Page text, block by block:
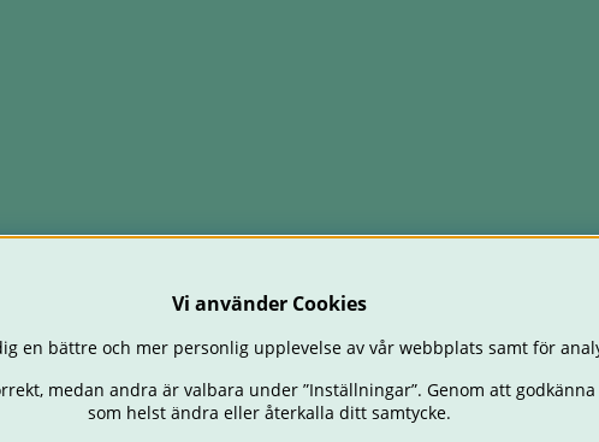
Vi använder Cookies
en bättre och mer personlig upplevelse av vår webbplats samt för
medan andra är valbara under ”Inställningar”. Genom att
som helst ändra eller återkalla ditt samtycke.